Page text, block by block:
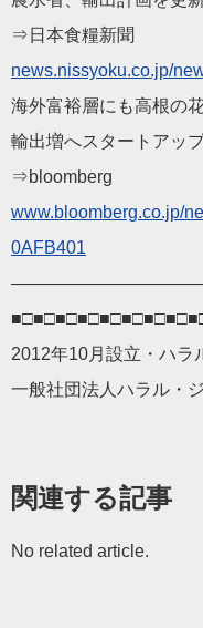
⇒日本食糧新聞
news.nissyoku.co.jp/ne
海外富裕層にも高根の
輸出増へスタートアッ
⇒bloomberg
www.bloomberg.co.jp/ne
0AFB401
——————————
2012年10月設立・ハ
一般社団法人ハラル・
関連する記事
No related article.